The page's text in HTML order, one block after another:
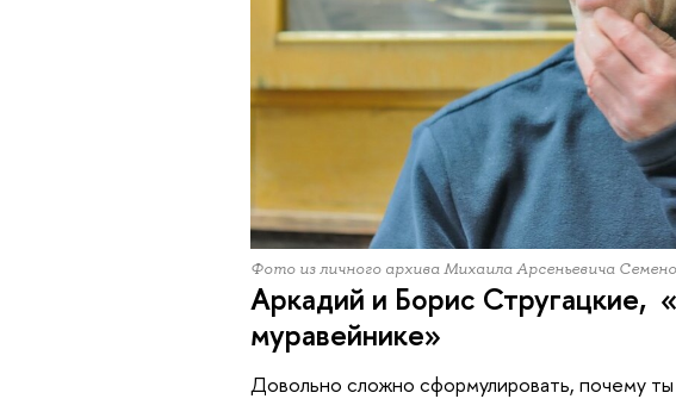
Фото из личного архива Михаила Арсеньевича
Аркадий и Борис Стругацкие,
муравейнике»
Довольно сложно сформулировать, почему ты